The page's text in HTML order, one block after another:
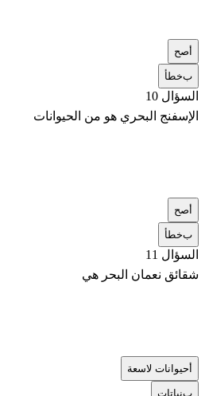
صح
بخطأ
السؤال 10
الإسفنج البحري هو من الحيوانات
صح
بخطأ
السؤال 11
شقائق نعمان البحر هي
حيوانات لاسعة
بنباتات